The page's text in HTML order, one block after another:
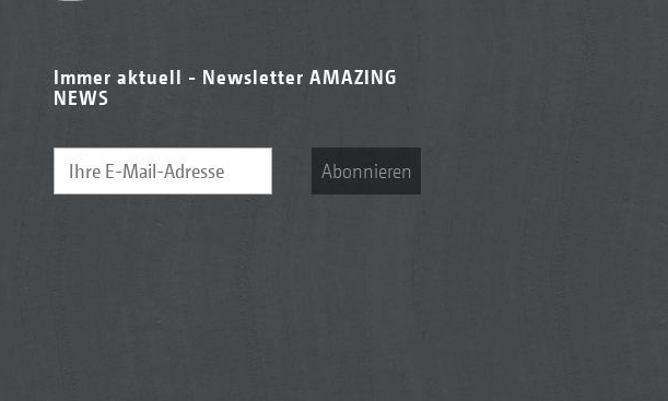
Immer aktuell - Newsletter AMAZING
NEWS
Abonnieren